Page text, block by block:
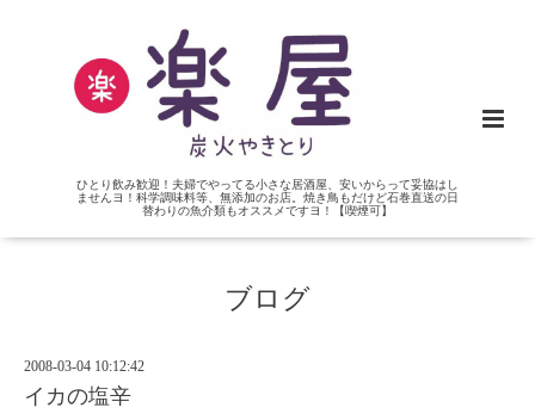
ひとり飲み歓迎！夫婦でやってる小さな居酒屋、安いからって妥協はし
ませんヨ！科学調味料等、無添加のお店。焼き鳥もだけど石巻直送の日
替わりの魚介類もオススメですヨ！【喫煙可】
ブログ
2008-03-04 10:12:42
イカの塩辛